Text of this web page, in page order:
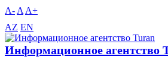
A- A A+
AZ EN
Информационное агентство